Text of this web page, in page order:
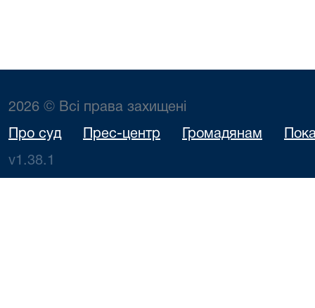
2026 © Всі права захищені
Про суд Прес-центр Громадянам
v1.38.1